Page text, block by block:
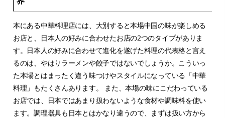
本にある中華料理店には、大別すると本場中国の味が楽しめる
お店と、日本人の好みに合わせたお店の2つのタイプがありま
す。日本人の好みに合わせて進化を遂げた料理の代表格と言え
るのは、やはりラーメンや餃子ではないでしょうか。こういっ
た本場とはまったく違う味つけやスタイルになっている「中華
料理」もたくさんあります。 また、本場の味にこだわっている
お店では、日本ではあまり扱わないような食材や調味料を使い
ます。調理器具も日本とはかなり違うので、まずは扱い方から